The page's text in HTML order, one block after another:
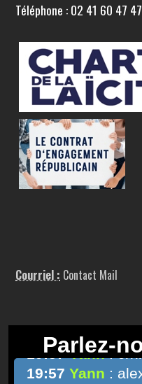
Téléphone : 02 41 60 47 47
Courriel : Contact Mail